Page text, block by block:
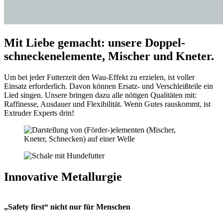
Mit Liebe gemacht: unsere Doppel­
schnecken­elemente, Mischer und Kneter.
Um bei jeder Futterzeit den Wau-Effekt zu erzielen, ist voller
Einsatz erforderlich. Davon können Ersatz- und Verschleißteile ein
Lied singen. Unsere bringen dazu alle nötigen Qualitäten mit:
Raffinesse, Ausdauer und Flexibilität. Wenn Gutes rauskommt, ist
Extruder Experts drin!
Innovative Metallurgie
„Safety first“ nicht nur für Menschen